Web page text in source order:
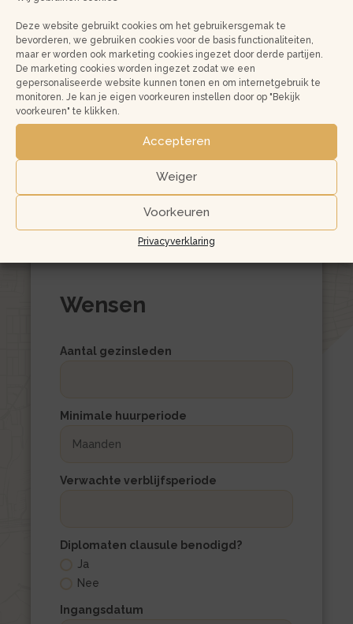
Deze website gebruikt cookies om het gebruikersgemak te
bevorderen, we gebruiken cookies voor de basis functionaliteiten,
maar er worden ook marketing cookies ingezet door derde partijen.
De marketing cookies worden ingezet zodat we een
gepersonaliseerde website kunnen tonen en om internetgebruik te
monitoren. Je kan je eigen voorkeuren instellen door op "Bekijk
voorkeuren" te klikken.
Accepteren
Weiger
Voorkeuren
Privacyverklaring
Werkgever
Beroep
Wensen
Aantal gezinsleden
Minimale huurperiode
Verwachte verblijfsperiode
Diplomaten clausule benodigd?
Ja
Nee
Ingangsdatum